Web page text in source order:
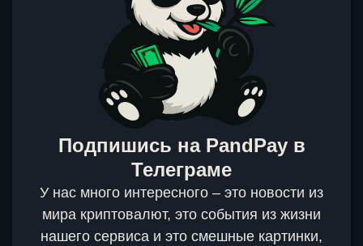
Подпишись на PandPay в
Телеграме
У нас много интересного – это новости из
мира криптовалют, это события из жизни
нашего сервиса и это смешные картинки,